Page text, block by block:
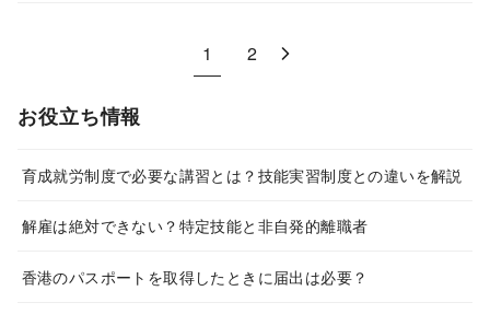
1 2
お役立ち情報
育成就労制度で必要な講習とは？技能実習制度との違いを解説
解雇は絶対できない？特定技能と非自発的離職者
香港のパスポートを取得したときに届出は必要？